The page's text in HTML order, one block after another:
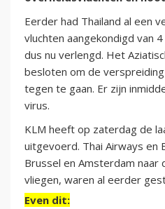
Eerder had Thailand al een
vluchten aangekondigd van
dus nu verlengd. Het
besloten om de
tegen te gaan. Er zijn
virus.
KLM heeft op zaterdag de
uitgevoerd. Thai Airways en
Brussel en Amsterdam naar
vliegen, waren al eerder
Even dit: